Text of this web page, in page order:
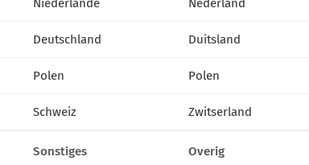
Niederlande Nederland
Deutschland Duitsland
Polen Polen
Schweiz Zwitserland
Sonstiges Overig